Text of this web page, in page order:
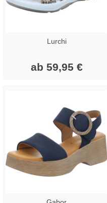
Lurchi
ab 59,95 €